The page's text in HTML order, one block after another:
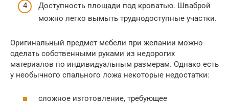
Доступность площади под кроватью. Шваброй
можно легко вымыть труднодоступные участки.
Оригинальный предмет мебели при желании можно
сделать собственными руками из недорогих
материалов по индивидуальным размерам. Однако есть
у необычного спального ложа некоторые недостатки:
сложное изготовление, требующее